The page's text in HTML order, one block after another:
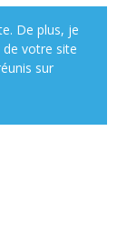
De plus, je
votre site
sur
système